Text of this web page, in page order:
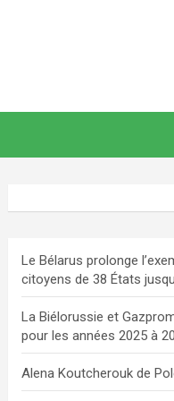
Le Bélarus prolonge
citoyens de 38 États
La Biélorussie et
pour les années 2025 à
Alena Koutcherouk de